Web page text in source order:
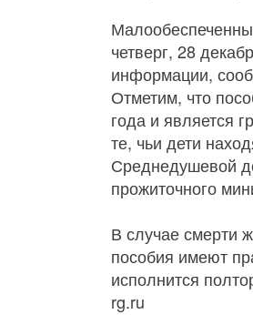
четверг, 28
информации,
Отметим, что
года и является
те, чьи дети
Среднедушевой
прожиточного
В случае смерти
пособия имеют
исполнится
rg.ru